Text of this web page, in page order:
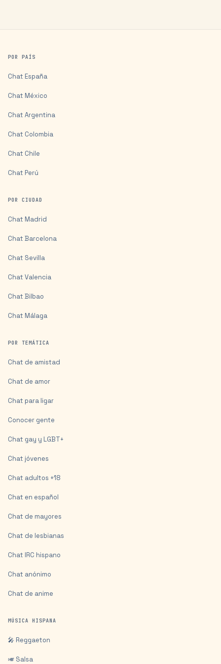
POR PAÍS
Chat España
Chat México
Chat Argentina
Chat Colombia
Chat Chile
Chat Perú
POR CIUDAD
Chat Madrid
Chat Barcelona
Chat Sevilla
Chat Valencia
Chat Bilbao
Chat Málaga
POR TEMÁTICA
Chat de amistad
Chat de amor
Chat para ligar
Conocer gente
Chat gay y LGBT+
Chat jóvenes
Chat adultos +18
Chat en español
Chat de mayores
Chat de lesbianas
Chat IRC hispano
Chat anónimo
Chat de anime
MÚSICA HISPANA
🎤 Reggaeton
🎺 Salsa